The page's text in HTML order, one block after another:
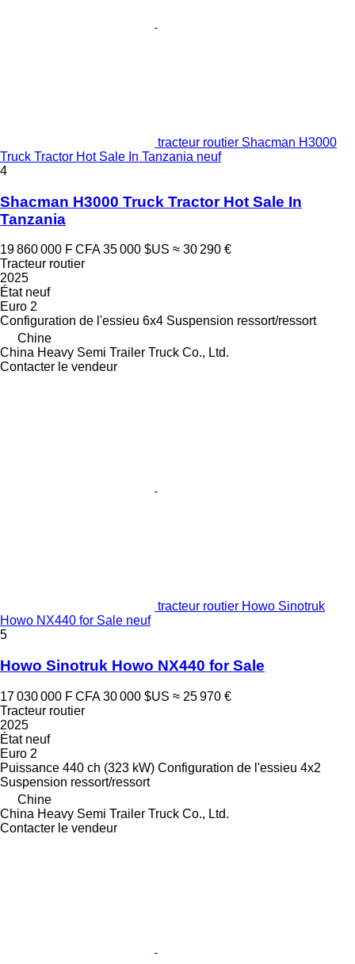
tracteur routier Shacman H3000
Truck Tractor Hot Sale In Tanzania neuf
4
Shacman H3000 Truck Tractor Hot Sale In
Tanzania
19 860 000 F CFA 35 000 $US ≈ 30 290 €
Tracteur routier
2025
Étatneuf
Euro 2
Configuration de l'essieu 6x4 Suspension ressort/ressort
Chine
China Heavy Semi Trailer Truck Co., Ltd.
Contacter le vendeur
tracteur routier Howo Sinotruk
Howo NX440 for Sale neuf
5
Howo Sinotruk Howo NX440 for Sale
17 030 000 F CFA 30 000 $US ≈ 25 970 €
Tracteur routier
2025
Étatneuf
Euro 2
Puissance 440 ch (323 kW) Configuration de l'essieu 4x2
Suspension ressort/ressort
Chine
China Heavy Semi Trailer Truck Co., Ltd.
Contacter le vendeur